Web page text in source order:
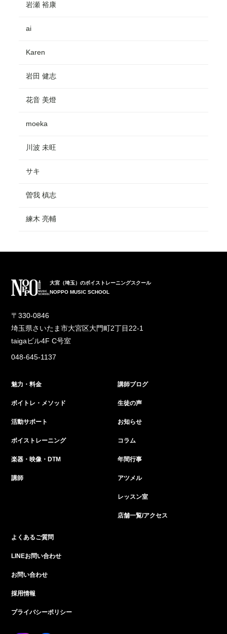
岩瀬 裕康
ai
Karen
岩田 健志
花音 美燈
moeka
川波 未旺
サキ
曽我 槙志
練木 亮輔
大宮（埼玉）のボイストレーニングスクール
NOPPO MUSIC SCHOOL
〒330-0846
埼玉県さいたま市大宮区大門町2丁目22-1
taigaビル4F C号室
048-645-1137
魅力・料金
ボイトレ・メソッド
活動サポート
ボイストレーニング
楽器・映像・DTM
講師
講師ブログ
生徒の声
お知らせ
コラム
年間行事
アツメル
レッスン室
店舗一覧/アクセス
よくあるご質問
LINEお問い合わせ
お問い合わせ
採用情報
プライバシーポリシー